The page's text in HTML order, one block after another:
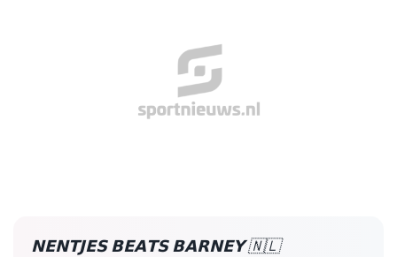
𝗡𝗘𝗡𝗧𝗝𝗘𝗦 𝗕𝗘𝗔𝗧𝗦 𝗕𝗔𝗥𝗡𝗘𝗬 🇳🇱